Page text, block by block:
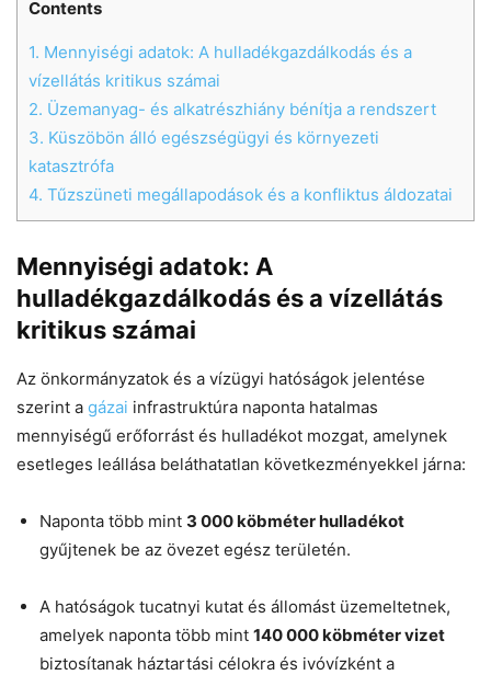
Contents
1. Mennyiségi adatok: A hulladékgazdálkodás és a
vízellátás kritikus számai
2. Üzemanyag- és alkatrészhiány bénítja a rendszert
3. Küszöbön álló egészségügyi és környezeti
katasztrófa
4. Tűzszüneti megállapodások és a konfliktus áldozatai
Mennyiségi adatok: A
hulladékgazdálkodás és a vízellátás
kritikus számai
Az önkormányzatok és a vízügyi hatóságok jelentése
szerint a gázai infrastruktúra naponta hatalmas
mennyiségű erőforrást és hulladékot mozgat, amelynek
esetleges leállása beláthatatlan következményekkel járna:
Naponta több mint 3 000 köbméter hulladékot
gyűjtenek be az övezet egész területén.
A hatóságok tucatnyi kutat és állomást üzemeltetnek,
amelyek naponta több mint 140 000 köbméter vizet
biztosítanak háztartási célokra és ivóvízként a
Chat